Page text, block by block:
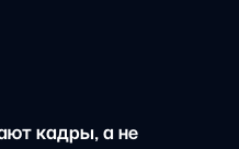
кадры, а не